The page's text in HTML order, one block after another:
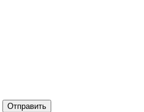
Отправить